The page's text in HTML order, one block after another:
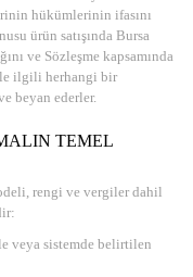
hükümlerinin ifasını
ürün satışında Bursa
ve Sözleşme kapsamında
ilgili herhangi bir
beyan ederler.
TEMEL
rengi ve vergiler dahil
veya sistemde belirtilen